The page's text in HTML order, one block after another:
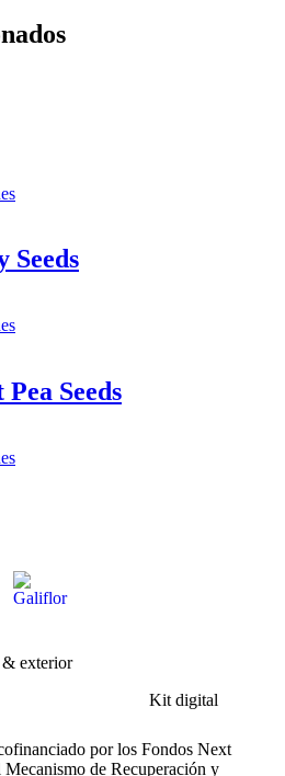
Seeds
Seeds
& exterior
por los Fondos Next
de Recuperación y